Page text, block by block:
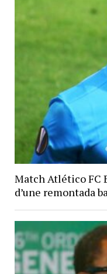
Match Atlético FC
d’une remontada